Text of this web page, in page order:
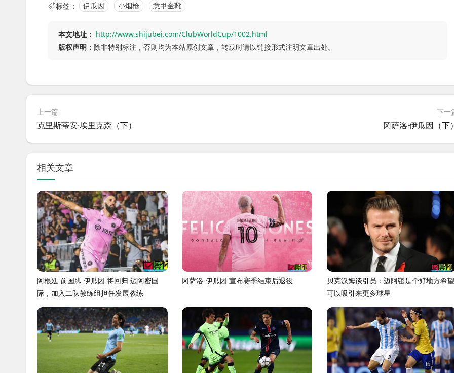
标签： 伊瓜因 小烟枪 意甲金靴
本文地址： http://www.shijubei.com/ClubWorldCup/1002.html
版权声明： 除非特别标注，否则均为本站原创文章，转载时请以链接形式注明文章出处。
上一篇
克里斯蒂安·埃里克森（下）
下一
冈萨洛·伊瓜因（下
相关文章
阿根廷 前国脚 伊瓜因 将回归 迈阿密国
际，加入二队教练组担任发展教练
冈萨洛-伊瓜因 宣布赛季结束后退役
贝克汉姆谈引员：迈阿密是个好地方希望
可以吸引来更多球星